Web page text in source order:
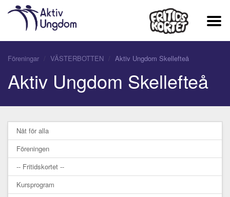
Föreningar VÄSTERBOTTEN Aktiv Ungdom Skellefteå
Aktiv Ungdom Skellefteå
Nåt för alla
Föreningen
-- Fritidskortet --
Kursprogram